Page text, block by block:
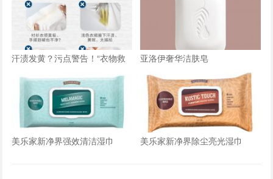
汗渍发黄？污点警告！“衣物救
亚洛伊奢华洁肤皂
美乐家新净界强效清洁湿巾 美乐家新净界除尘亮光湿巾